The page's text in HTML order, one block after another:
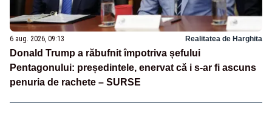
6 aug. 2026, 09:13 Realitatea de Harghita
Donald Trump a răbufnit împotriva șefului
Pentagonului: președintele, enervat că i s-ar fi ascuns
penuria de rachete – SURSE